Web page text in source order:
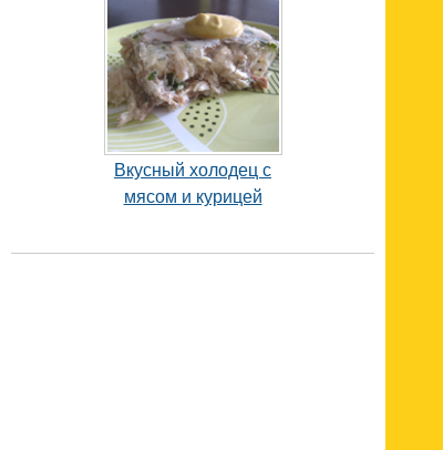
Вкусный холодец с
мясом и курицей